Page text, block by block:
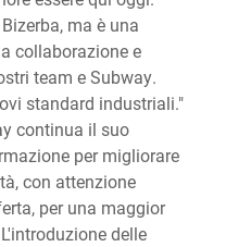
ma è una
collaborazione e
team e Subway.
standard industriali."
continua il suo
per migliorare
con attenzione
per una maggior
delle